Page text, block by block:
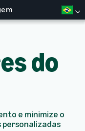
do
e minimize o
personalizadas